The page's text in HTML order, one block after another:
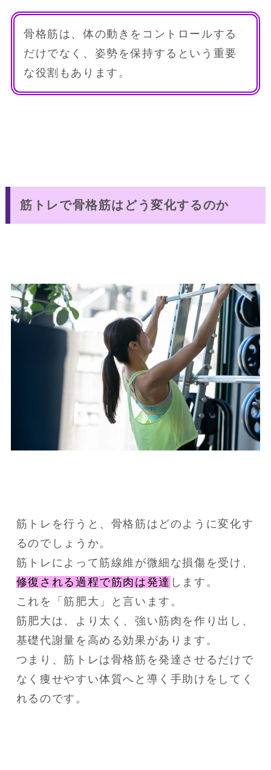
骨格筋は、体の動きをコントロールする
だけでなく、姿勢を保持するという重要
な役割もあります。
筋トレで骨格筋はどう変化するのか
筋トレを行うと、骨格筋はどのように変化す
るのでしょうか。
筋トレによって筋線維が微細な損傷を受け、
修復される過程で筋肉は発達 します。
これを「筋肥大」と言います。
筋肥大は、より太く、強い筋肉を作り出し、
基礎代謝量を高める効果があります。
つまり、筋トレは骨格筋を発達させるだけで
なく痩せやすい体質へと導く手助けをしてく
れるのです。